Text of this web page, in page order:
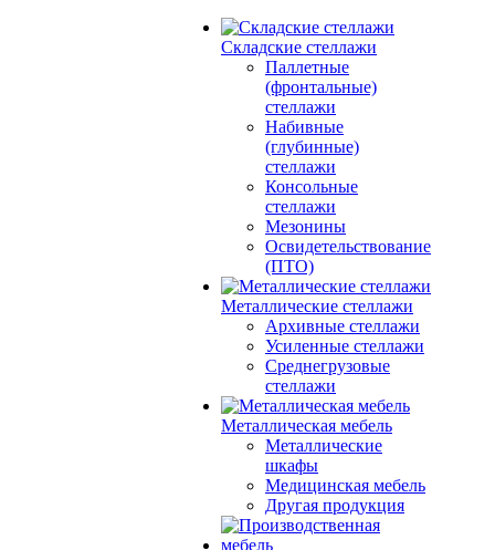
Складские стеллажи
Паллетные
(фронтальные)
стеллажи
Набивные
(глубинные)
стеллажи
Консольные
стеллажи
Мезонины
Освидетельствование
(ПТО)
Металлические стеллажи
Архивные стеллажи
Усиленные стеллажи
Среднегрузовые
стеллажи
Металлическая мебель
Металлические
шкафы
Медицинская мебель
Другая продукция